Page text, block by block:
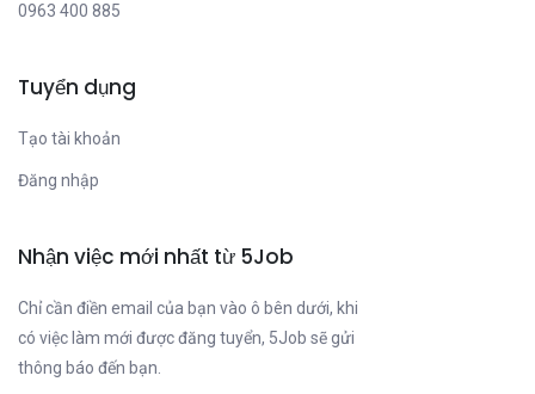
0963 400 885
Tuyển dụng
Tạo tài khoản
Đăng nhập
Nhận việc mới nhất từ 5Job
Chỉ cần điền email của bạn vào ô bên dưới, khi
có việc làm mới được đăng tuyển, 5Job sẽ gửi
thông báo đến bạn.